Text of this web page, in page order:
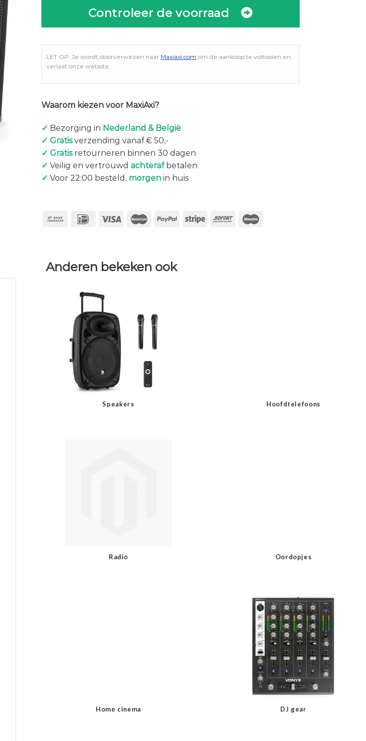
Controleer de voorraad
LET OP: Je wordt doorverwezen naar Maxiaxi.com om de aankoop te voltooien en
verlaat onze website.
Waarom kiezen voor MaxiAxi?
✓ Bezorging in Nederland & België
✓ Gratisverzending vanaf € 50,-
✓ Gratisretourneren binnen 30 dagen
✓ Veilig en vertrouwd achterafbetalen
✓ Voor 22:00 besteld, morgenin huis
Anderen bekeken ook
Speakers Hoofdtelefoons
Radio Oordopjes
Home cinema DJ gear